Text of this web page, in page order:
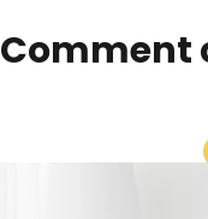
Comment